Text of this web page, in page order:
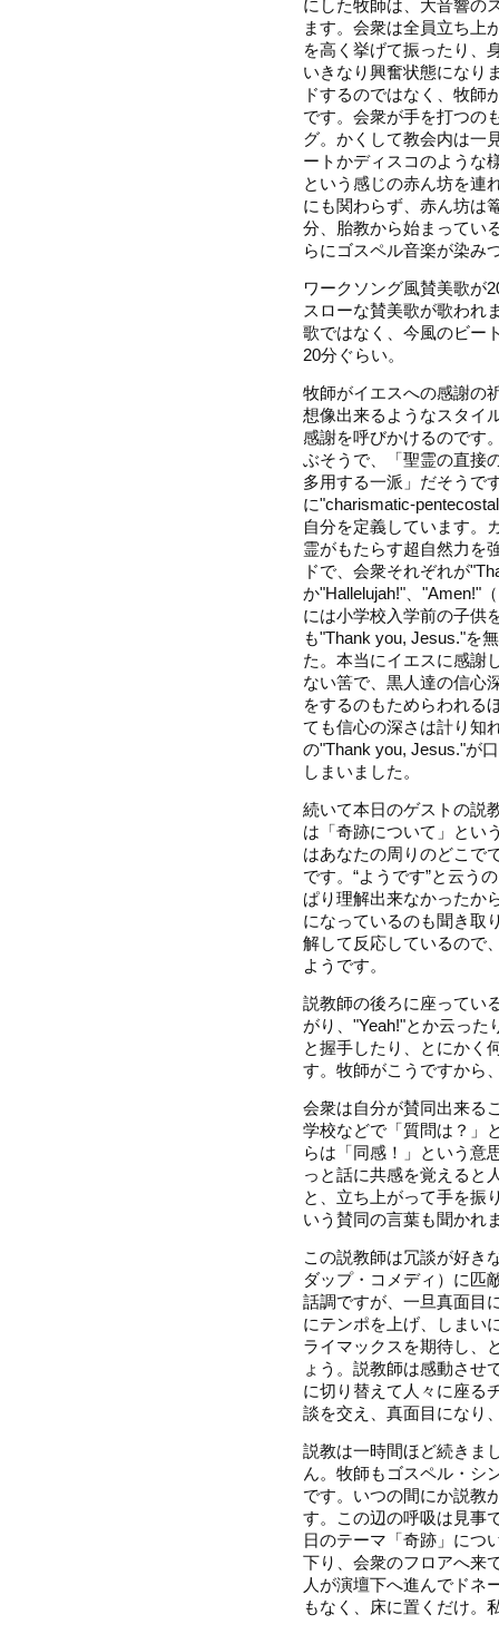
にした牧師は、大音響の
ます。会衆は全員立ち上
を高く挙げて振ったり、
いきなり興奮状態になり
ドするのではなく、牧師
です。会衆が手を打つの
グ。かくして教会内は一
ートかディスコのような
という感じの赤ん坊を連
にも関わらず、赤ん坊は
分、胎教から始まってい
らにゴスペル音楽が染み
ワークソング風賛美歌が
スローな賛美歌が歌われ
歌ではなく、今風のビー
20分ぐらい。
牧師がイエスへの感謝の
想像出来るようなスタイ
感謝を呼びかけるのです
ぶそうで、「聖霊の直接
多用する一派」だそうで
に"charismatic-
自分を定義しています。
霊がもたらす超自然力を
ドで、会衆それぞれが
か"Hallelujah!"、"Amen!"
には小学校入学前の子供
も"Thank you, Jesus."を
た。本当にイエスに感謝
ない筈で、黒人達の信心
をするのもためらわれる
ても信心の深さは計り知
の"Thank you, Jesus."が
しまいました。
続いて本日のゲストの説
は「奇跡について」とい
はあなたの周りのどこで
です。“ようです”と云う
ぱり理解出来なかったか
になっているのも聞き取
解して反応しているので
ようです。
説教師の後ろに座ってい
がり、"Yeah!"とか云った
と握手したり、とにかく
す。牧師がこうですから
会衆は自分が賛同出来る
学校などで「質問は？」
らは「同感！」という意
っと話に共感を覚えると
と、立ち上がって手を振
いう賛同の言葉も聞かれ
この説教師は冗談が好き
ダップ・コメディ）に匹
話調ですが、一旦真面目
にテンポを上げ、しまい
ライマックスを期待し、
ょう。説教師は感動させ
に切り替えて人々に座る
談を交え、真面目になり
説教は一時間ほど続きま
ん。牧師もゴスペル・シ
です。いつの間にか説教
す。この辺の呼吸は見事
日のテーマ「奇跡」につ
下り、会衆のフロアへ来
人が演壇下へ進んでドネ
もなく、床に置くだけ。